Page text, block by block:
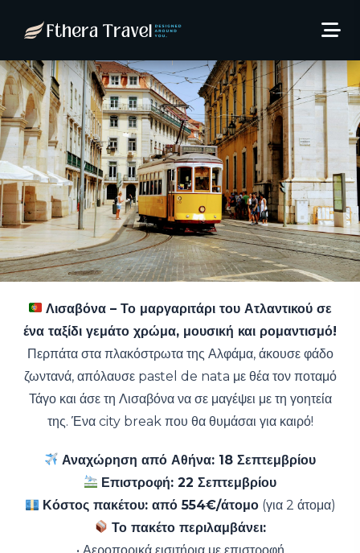
από 554€/άτομο!
23 Μαΐου, 2025 Thodoris Kaltsas
Λισαβόνα – Το μαργαριτάρι του Ατλαντικού σε
ένα ταξίδι γεμάτο χρώμα, μουσική και ρομαντισμό!
Περπάτα στα πλακόστρωτα της Αλφάμα, άκουσε φάδο
ζωντανά, απόλαυσε pastel de nata με θέα τον ποταμό
Τάγο και άσε τη Λισαβόνα να σε μαγέψει με τη γοητεία
της. Ένα city break που θα θυμάσαι για καιρό!
Αναχώρηση από Αθήνα: 18 Σεπτεμβρίου
Επιστροφή: 22 Σεπτεμβρίου
Κόστος πακέτου: από 554€/άτομο(για 2 άτομα)
Το πακέτο περιλαμβάνει: